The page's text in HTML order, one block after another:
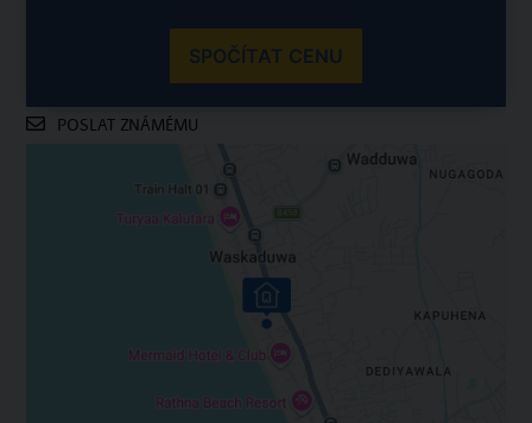
SPOČÍTAT CENU
POSLAT ZNÁMÉMU